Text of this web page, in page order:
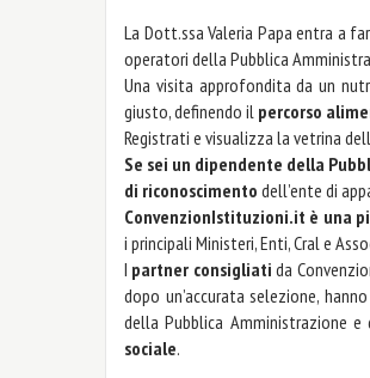
La Dott.ssa Valeria Papa entra a
operatori della Pubblica
Una visita approfondita da un
giusto, definendo il percorso
Registrati e visualizza la vetrina
Se sei un dipendente della
di riconoscimento dell’ente di
ConvenzionIstituzioni.it è una
i principali Ministeri, Enti, Cral e
I partner consigliati da
dopo un’accurata selezione,
della Pubblica Amministrazione
sociale.